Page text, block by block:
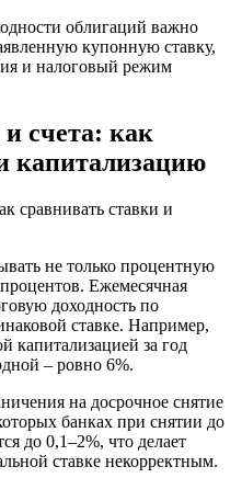
облигаций важно
купонную ставку,
и налоговый режим
счета: как
капитализацию
не только процентную
Ежемесячная
доходность по
ставке. Например,
капитализацией за год
– ровно 6%.
на досрочное снятие
банках при снятии до
до 0,1–2%, что делает
ставке некорректным.